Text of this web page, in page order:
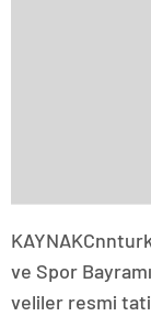
KAYNAK
ve Spor
veliler resmi